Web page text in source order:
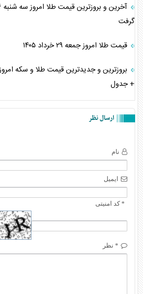
گرفت
قیمت طلا امروز جمعه ۲۹ خرداد ۱۴۰۵
+ جدول
ارسال نظر
نام
ایمیل
* کد امنیتی
* نظر